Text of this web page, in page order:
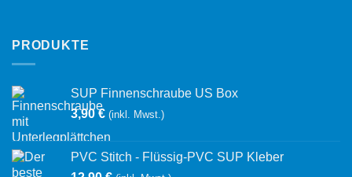
PRODUKTE
SUP Finnenschraube US Box
3,90€ (inkl. Mwst.)
PVC Stitch - Flüssig-PVC SUP Kleber